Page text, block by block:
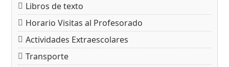
Libros de texto
Horario Visitas al Profesorado
Actividades Extraescolares
Transporte